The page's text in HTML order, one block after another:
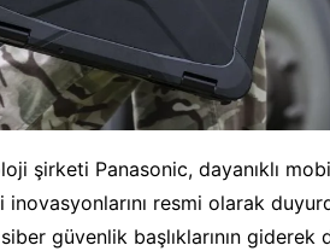
şirketi Panasonic, dayanıklı
inovasyonlarını resmi olarak
güvenlik başlıklarının